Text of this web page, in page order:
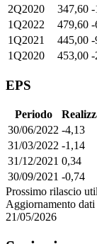
2Q2020
347,60 -
1Q2022
479,60 -
1Q2021
445,00 -
1Q2020
453,00 -
EPS
Periodo
30/06/2022 -4,13
31/03/2022 -1,14
31/12/2021 0,34
30/09/2021 -0,74
Prossimo rilascio
Aggiornamento dati
21/05/2026